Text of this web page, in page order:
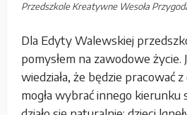
Przedszkole Kreatywne Wesoła
Dla Edyty Walewskiej
pomysłem na zawodowe życie.
wiedziała, że będzie pracować
mogła wybrać innego